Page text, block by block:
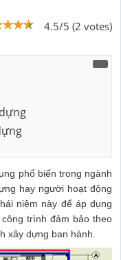
4.5/5 (2 votes)
phổ biến trong ngành
hay người hoạt động
niệm này để áp dụng
trình đảm bảo theo
xây dựng ban hành.